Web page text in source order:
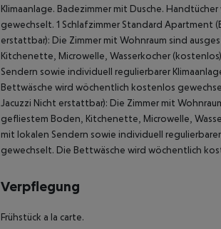
Klimaanlage. Badezimmer mit Dusche.
gewechselt. 1 Schlafzimmer Standard Apartment
erstattbar): Die Zimmer mit Wohnraum sind
Kitchenette, Microwelle, Wasserkocher
Sendern sowie individuell regulierbarer
Bettwäsche wird wöchentlich kostenlos
Jacuzzi Nicht erstattbar): Die Zimmer mit
gefliestem Boden, Kitchenette, Microwelle,
mit lokalen Sendern sowie individuell
gewechselt. Die Bettwäsche wird wöchentlich
Verpflegung
Frühstück a la carte.